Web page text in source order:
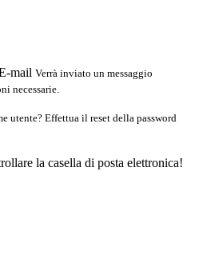
mail Verrà inviato un messaggio
necessarie.
utente? Effettua il reset della password
la casella di posta elettronica!